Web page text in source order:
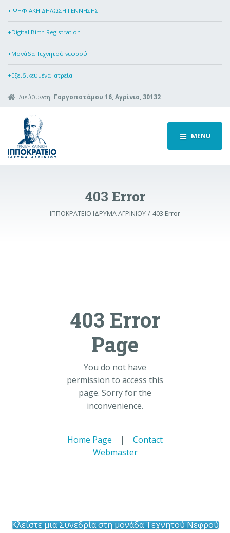
+ ΨΗΦΙΑΚΗ ΔΗΛΩΣΗ ΓΕΝΝΗΣΗΣ
+Digital Birth Registration
+Μονάδα Τεχνητού νεφρού
+Εξειδικευμένα Ιατρεία
Διεύθυνση: Γοργοποτάμου 16, Αγρίνιο, 30132
MENU
403 Error
ΙΠΠΟΚΡΑΤΕΙΟ ΙΔΡΥΜΑ ΑΓΡΙΝΙΟΥ 403 Error
403 Error
Page
You do not have
permission to access this
page. Sorry for the
inconvenience.
Home Page |
Contact
Webmaster
Κλείστε μια Συνεδρία στη μονάδα Τεχνητού Νεφρού